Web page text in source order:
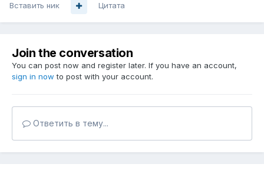
Вставить ник Цитата
Join the conversation
You can post now and register later. If you have an account,
sign in now to post with your account.
Ответить в тему...